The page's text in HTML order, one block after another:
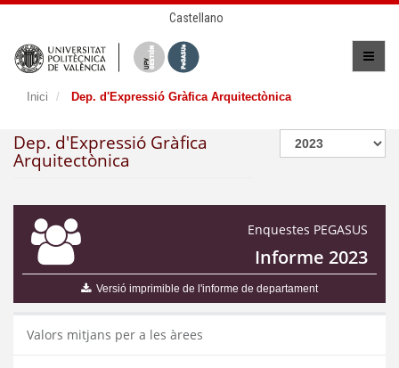
Castellano
Inici Dep. d'Expressió Gràfica Arquitectònica
Dep. d'Expressió Gràfica
Arquitectònica
Enquestes PEGASUS
Informe 2023
Versió imprimible de l'informe de departament
Valors mitjans per a les àrees